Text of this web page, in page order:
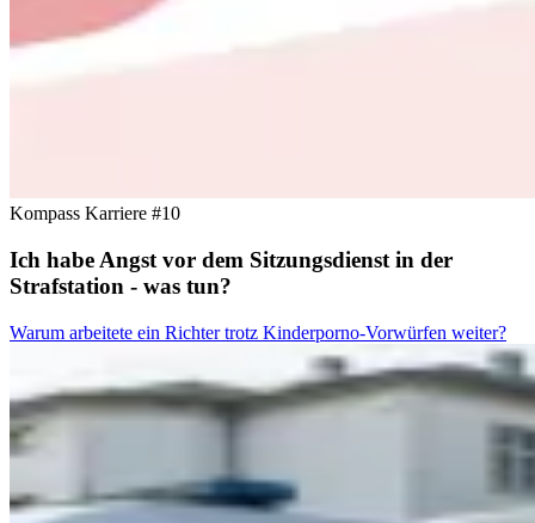
Kompass Karriere #10
Ich habe Angst vor dem Sitzungsdienst in der
Strafstation - was tun?
Warum arbeitete ein Richter trotz Kinderporno-Vorwürfen weiter?